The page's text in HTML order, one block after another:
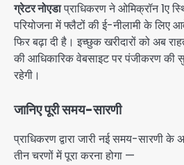
ग्रेटर नोएडाप्राधिकरण ने ओमिक्रॉन 1ए
परियोजना में फ्लैटों की ई-नीलामी के लिए
फिर बढ़ा दी है। इच्छुक खरीदारों को अब
की आधिकारिक वेबसाइट पर पंजीकरण की
रहेगी।
जानिए पूरी समय-सारणी
प्राधिकरण द्वारा जारी नई समय-सारणी
तीन चरणों में पूरा करना होगा —